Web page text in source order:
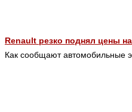
Renault резко поднял цены
Как сообщают автомобильные